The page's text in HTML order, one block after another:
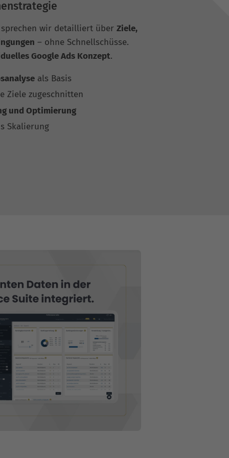
sprechen wir detailliert über Ziele,
– ohne Schnellschüsse.
Google Ads Konzept.
als Basis
Ziele zugeschnitten
und Optimierung
Skalierung